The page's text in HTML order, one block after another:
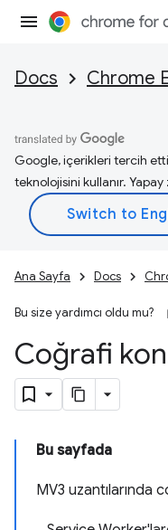
Docs Chrome
Google, içerikleri tercih
teknolojisini kullanır.
Ana Sayfa Docs
Bu size yardımcı oldu mu?
Coğrafi
Bu sayfada
MV3 uzantılarında